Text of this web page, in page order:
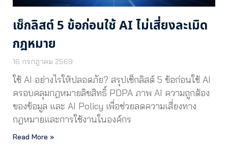
เช็กลิสต์ 5 ข้อก่อนใช้ AI ไม่เสี่ยงละเมิด
กฎหมาย
16 กรกฎาคม 2569
ใช้ AI อย่างไรให้ปลอดภัย? สรุปเช็กลิสต์ 5 ข้อก่อนใช้ AI
ครอบคลุมกฎหมายลิขสิทธิ์ PDPA ภาพ AI ความถูกต้อง
ของข้อมูล และ AI Policy เพื่อช่วยลดความเสี่ยงทาง
กฎหมายและการใช้งานในองค์กร
Read More »